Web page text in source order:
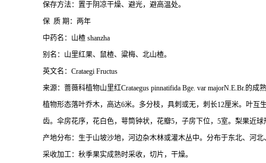
保存方法：置于阴凉干燥、避光，避高温处。
保 质 期：两年
中药名：山楂 shanzha
别名：山里红果、鼠楂、粱梅、北山楂。
英文名：Crataegi Fructus
来源：蔷薇科植物山里红Crataegus pinnatifida Bge. var majorN.E.Br.的成
植物形态落叶乔木，高达6米。多分枝，具刺或无，刺长12厘米。叶
齿。伞房花序，花白色，萼筒钟状，花瓣5，子房下位，5室。梨果近
产地分布：生于山坡沙地，河边杂木林或灌木丛中。分布于东北、河北
采收加工：秋季果实成熟时采收，切片，干燥。